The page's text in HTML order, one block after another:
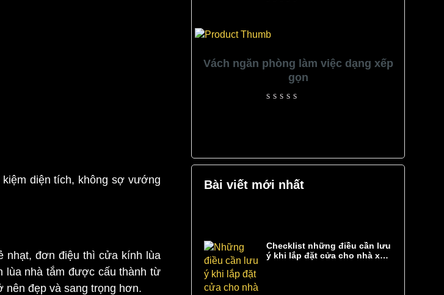
diện tích, không sợ vướng
nhạt, đơn điệu thì cửa kính lùa
lùa nhà tắm được cấu thành từ
nên đẹp và sang trọng hơn.
of
5
Vách ngăn phòng làm việc dạng xếp
gọn
Bài viết mới nhất
Checklist những điều cần lưu
ý khi lắp đặt cửa cho nhà xây